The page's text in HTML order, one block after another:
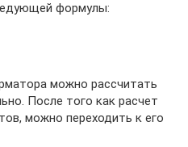
формулы:
можно рассчитать
После того как расчет
можно переходить к его